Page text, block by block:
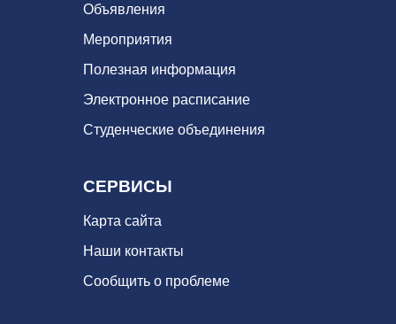
Объявления
Мероприятия
Полезная информация
Электронное расписание
Студенческие объединения
СЕРВИСЫ
Карта сайта
Наши контакты
Сообщить о проблеме